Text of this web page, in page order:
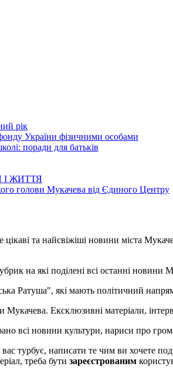
рік
України фізичними особами
поради для батьків
І ЖИТТЯ
голови Мукачева від Єдиного Центру
цікаві та найсвіжіші новини міста
на які поділені всі останні новини
Ратуша", які мають політичний
Мукачева. Ексклюзивні матеріали,
всі новини культури, нариси про
турбує, написати те чим ви хочете
треба бути зареєстрованим